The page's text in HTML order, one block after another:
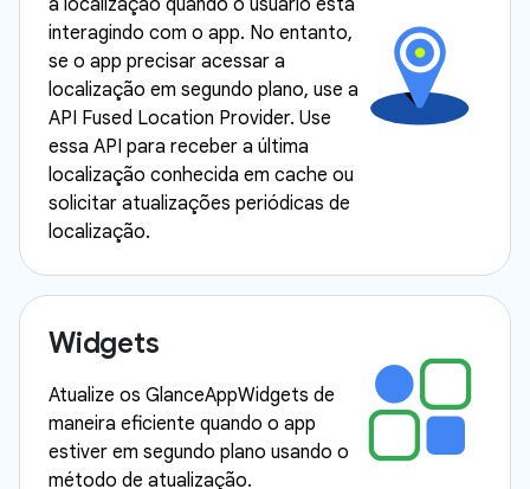
a localização quando o usuário está
interagindo com o app. No entanto,
se o app precisar acessar a
localização em segundo plano, use a
API Fused Location Provider. Use
essa API para receber a última
localização conhecida em cache ou
solicitar atualizações periódicas de
localização.
Widgets
Atualize os GlanceAppWidgets de
maneira eficiente quando o app
estiver em segundo plano usando o
método de atualização.